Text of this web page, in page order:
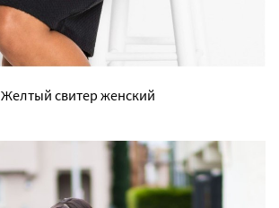
Желтый свитер женский